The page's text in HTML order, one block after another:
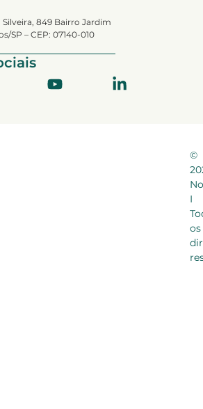
849 Bairro Jardim
SP – CEP: 07140-010
©
I
os